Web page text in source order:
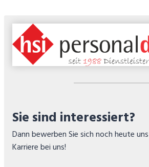
Sie sind interessiert?
Dann bewerben Sie sich noch heute
Karriere bei uns!